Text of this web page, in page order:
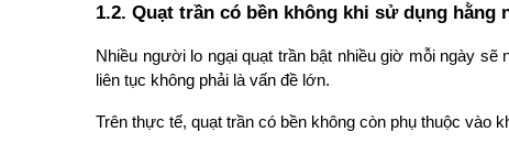
1.2. Quạt trần có bền không khi sử dụng hằng
Nhiều người lo ngại quạt trần bật nhiều giờ mỗi ngày
liên tục không phải là vấn đề lớn.
Trên thực tế, quạt trần có bền không còn phụ thuộc vào